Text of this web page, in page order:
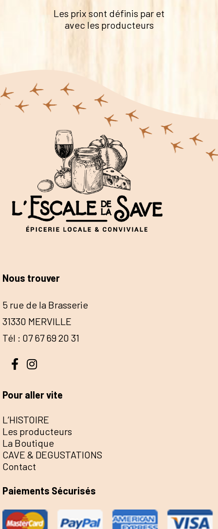
Les prix sont définis par et
avec les producteurs
Nous trouver
5 rue de la Brasserie
31330 MERVILLE
Tél : 07 67 69 20 31
Pour aller vite
L’HISTOIRE
Les producteurs
La Boutique
CAVE & DEGUSTATIONS
Contact
Paiements Sécurisés